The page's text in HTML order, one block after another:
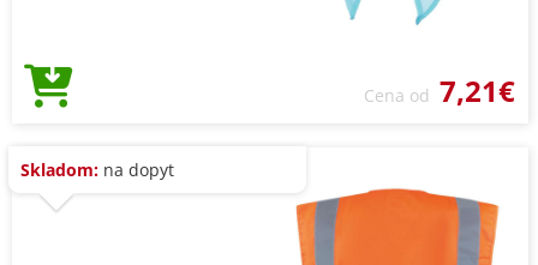
Cena od 7,21€
Skladom: na dopyt